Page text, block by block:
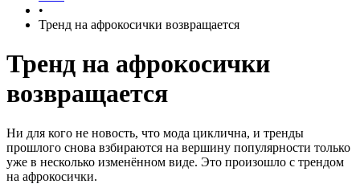
•
Тренд на афрокосички возвращается
Тренд на афрокосички
возвращается
Ни для кого не новость, что мода циклична, и тренды
прошлого снова взбираются на вершину популярности только
уже в несколько изменённом виде. Это произошло с трендом
на афрокосички.